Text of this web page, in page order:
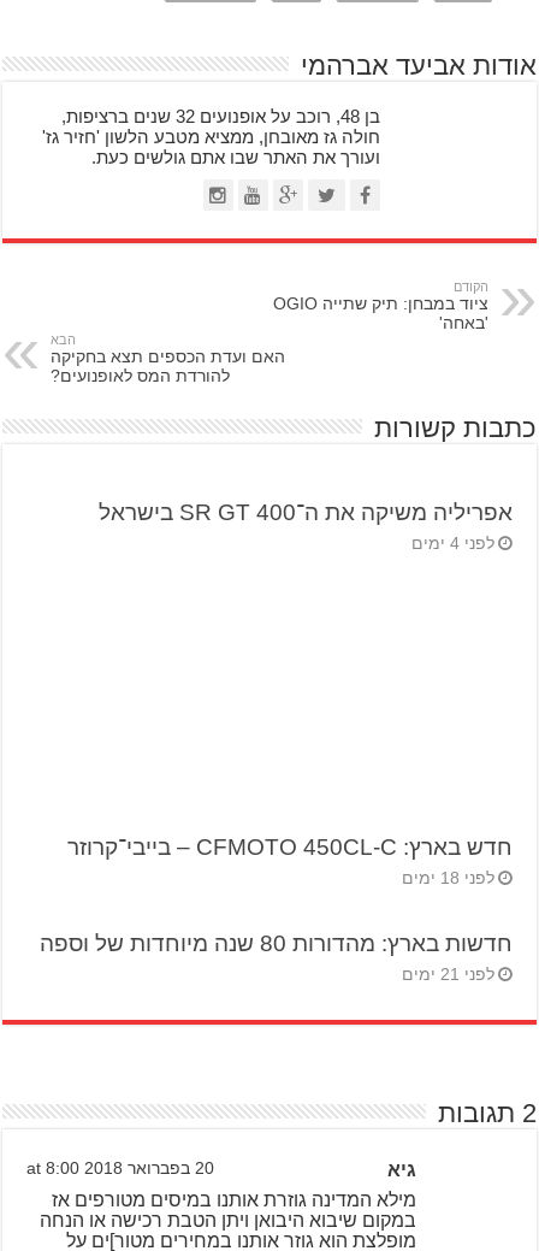
אודות אביעד אברהמי
בן 48, רוכב על אופנועים 32 שנים ברציפות,
חולה גז מאובחן, ממציא מטבע הלשון 'חזיר גז'
ועורך את האתר שבו אתם גולשים כעת.
הקודם
ציוד במבחן: תיק שתייה OGIO
'באחה'
הבא
האם ועדת הכספים תצא בחקיקה
להורדת המס לאופנועים?
כתבות קשורות
אפריליה משיקה את ה־SR GT 400 בישראל
לפני 4 ימים
חדש בארץ: CFMOTO 450CL-C – בייבי־קרוזר
לפני 18 ימים
חדשות בארץ: מהדורות 80 שנה מיוחדות של וספה
לפני 21 ימים
2 תגובות
גיא 20 בפברואר 2018 at 8:00
מילא המדינה גוזרת אותנו במיסים מטורפים אז
במקום שיבוא היבואן ויתן הטבת רכישה או הנחה
מופלצת הוא גוזר אותנו במחירים מטור]ים על